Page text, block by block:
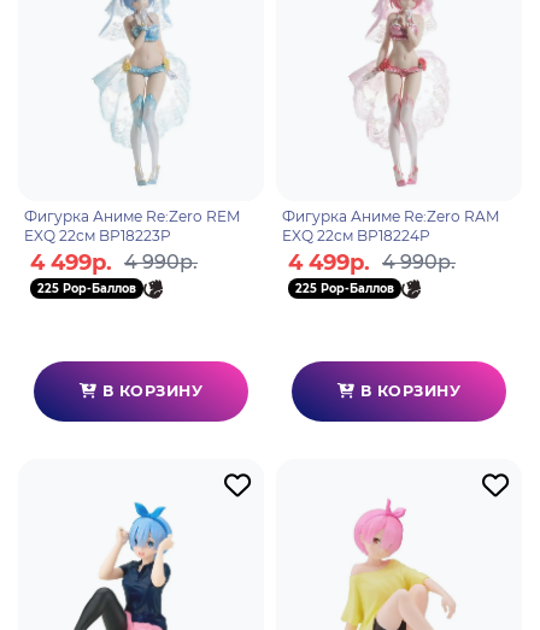
Фигурка Аниме Re:Zero REM
EXQ 22см BP18223P
4 499р. 4 990р.
225 Pop-Баллов
В КОРЗИНУ
Фигурка Аниме Re:Zero RAM
EXQ 22см BP18224P
4 499р. 4 990р.
225 Pop-Баллов
В КОРЗИНУ